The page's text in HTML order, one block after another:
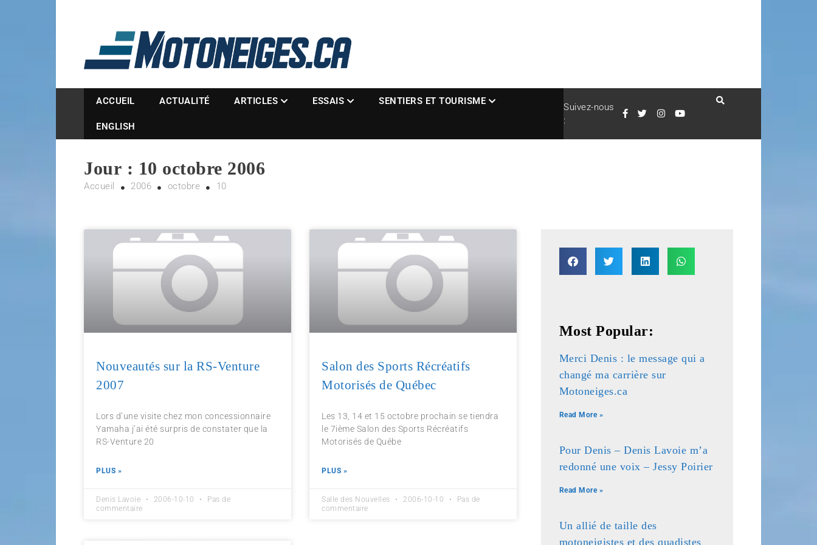
Magazine Motoneiges.ca
ACCUEIL ACTUALITÉ ARTICLES ESSAIS SENTIERS ET TOURISME
ENGLISH
Suivez-nous
:
Jour : 10 octobre 2006
Accueil 2006 octobre 10
Nouveautés sur la RS-Venture
2007
Lors d’une visite chez mon concessionnaire
Yamaha j’ai été surpris de constater que la
RS-Venture 20
PLUS »
Denis Lavoie 2006-10-10
Pas de
commentaire
Salon des Sports Récréatifs
Motorisés de Québec
Les 13, 14 et 15 octobre prochain se tiendra
le 7ième Salon des Sports Récréatifs
Motorisés de Québe
PLUS »
Salle des Nouvelles 2006-10-10
Pas de
commentaire
Most Popular:
Merci Denis : le message qui a
changé ma carrière sur
Motoneiges.ca
Read More »
Pour Denis – Denis Lavoie m’a
redonné une voix – Jessy Poirier
Read More »
Un allié de taille des
motoneigistes et des quadistes